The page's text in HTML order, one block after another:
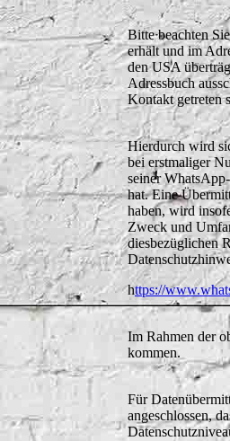
Bitte beachten
erhält und im
den USA
Adressbuch
Kontakt getreten
Hierdurch wird
bei erstmaliger
seiner
hat. Eine
haben, wird
Zweck und
diesbezüglichen
https://
Im Rahmen der
kommen.
Für
angeschlossen,